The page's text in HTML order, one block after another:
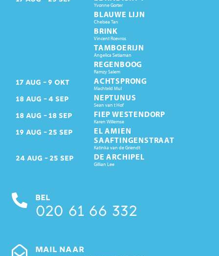
Yvonne Gorter
BLAUWE LIJN
Chelsea Tan
BRINK
Vincent Roevros
TAMBOERIJN
Angelica Setiaman
REGENBOOG
Ramzy Salem
17 AUG 9 OKT ACHTSPRONG
Machteld Mul
18 AUG 4 SEP NEPTUNUS
Sean van t Hof
18 AUG 18 SEP FIEP WESTENDORP
Karen Willemse
19 AUG 25 SEP
EL AMIEN
SAAFTINGENSTRAAT
Katinka van de Griendt
24 AUG 25 SEP DE ARCHIPEL
Gillian Lee
BEL
020 61 66 332
MAIL NAAR